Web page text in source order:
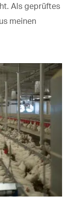
Als geprüftes
meinen